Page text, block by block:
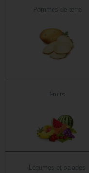
Pommes de terre
Fruits
Légumes et salades